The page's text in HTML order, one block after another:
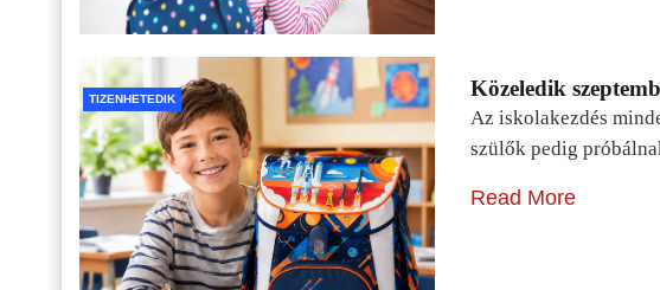
TIZENHETEDIK Közeledik
Az iskolakezdés
szülők pedig
Read More